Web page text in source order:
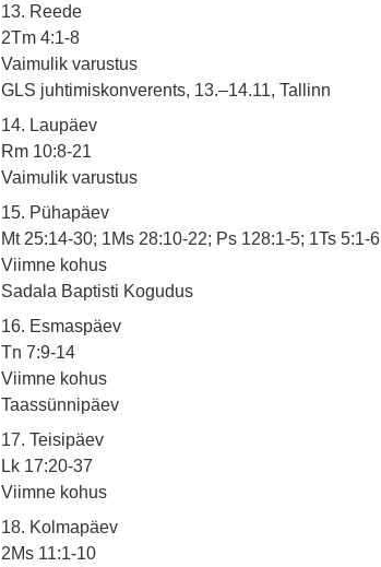
13. Reede
2Tm 4:1-8
Vaimulik varustus
GLS juhtimiskonverents, 13.–14.11, Tallinn
14. Laupäev
Rm 10:8-21
Vaimulik varustus
15. Pühapäev
Mt 25:14-30; 1Ms 28:10-22; Ps 128:1-5; 1Ts 5:1-6
Viimne kohus
Sadala Baptisti Kogudus
16. Esmaspäev
Tn 7:9-14
Viimne kohus
Taassünnipäev
17. Teisipäev
Lk 17:20-37
Viimne kohus
18. Kolmapäev
2Ms 11:1-10